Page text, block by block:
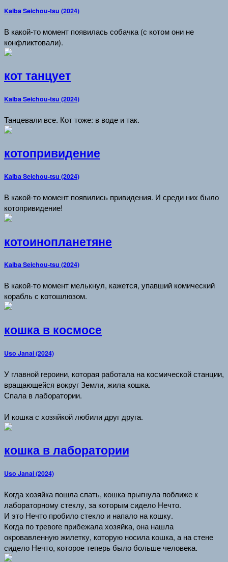
Kaiba Seichou-tsu (2024)
В какой-то момент появилась собачка (с котом они не
конфликтовали).
кот танцует
Kaiba Seichou-tsu (2024)
Танцевали все. Кот тоже: в воде и так.
котопривидение
Kaiba Seichou-tsu (2024)
В какой-то момент появились привидения. И среди них было
котопривидение!
котоинопланетяне
Kaiba Seichou-tsu (2024)
В какой-то момент мелькнул, кажется, упавший комический
корабль с котошлюзом.
кошка в космосе
Uso Janai (2024)
У главной героини, которая работала на космической станции,
вращающейся вокруг Земли, жила кошка.
Спала в лаборатории.
И кошка с хозяйкой любили друг друга.
кошка в лаборатории
Uso Janai (2024)
Когда хозяйка пошла спать, кошка прыгнула поближе к
лабораторному стеклу, за которым сидело Нечто.
И это Нечто пробило стекло и напало на кошку.
Когда по тревоге прибежала хозяйка, она нашла
окровавленную жилетку, которую носила кошка, а на стене
сидело Нечто, которое теперь было больше человека.